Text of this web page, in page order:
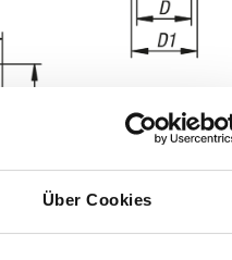
Über Cookies